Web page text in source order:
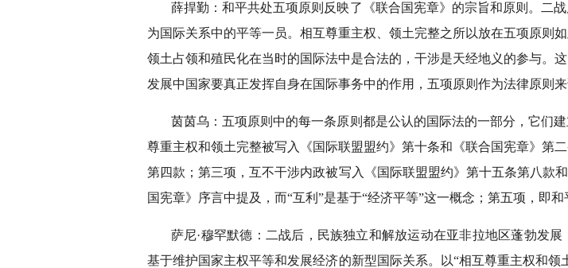
薛捍勤：和平共处五项原则反映了《联合国宪章》的宗旨和原则。二
为国际关系中的平等一员。相互尊重主权、领土完整之所以放在五项原则
领土占领和殖民化在当时的国际法中是合法的，干涉是天经地义的参与。
发展中国家要真正发挥自身在国际事务中的作用，五项原则作为法律原则
茵茵乌：五项原则中的每一条原则都是公认的国际法的一部分，它们
尊重主权和领土完整被写入《国际联盟盟约》第十条和《联合国宪章》第
第四款；第三项，互不干涉内政被写入《国际联盟盟约》第十五条第八款
国宪章》序言中提及，而“互利”是基于“经济平等”这一概念；第五项，即
萨尼·穆罕默德：二战后，民族独立和解放运动在亚非拉地区蓬勃发
基于维护国家主权平等和发展经济的新型国际关系。以“相互尊重主权和